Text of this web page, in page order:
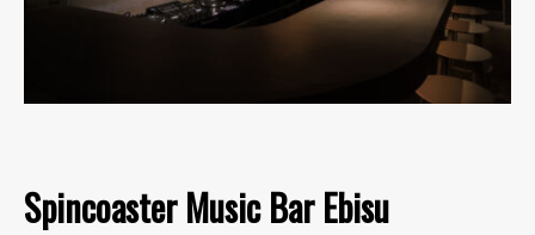
Spincoaster Music Bar Ebisu